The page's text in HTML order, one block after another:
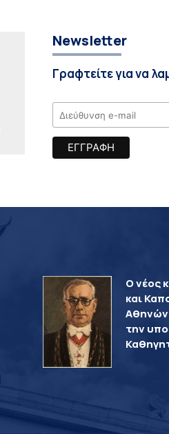
Newsletter
Γραφτείτε για να
Ο νέος
και
Αθηνών
την